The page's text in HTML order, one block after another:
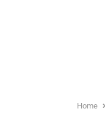
Home